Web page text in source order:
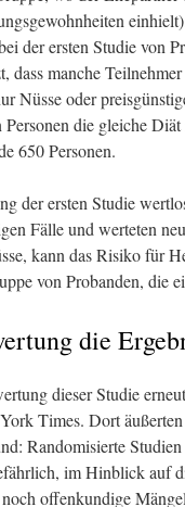
der ersten Studie von
dass manche
Nüsse oder
die gleiche
650 Personen.
der ersten Studie
Fälle und werteten
kann das Risiko für
von Probanden, die
die
dieser Studie
Times. Dort
Randomisierte
im Hinblick auf
offenkundige